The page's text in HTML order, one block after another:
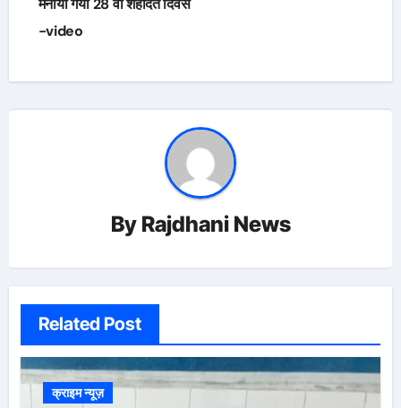
मनाया गया 28 वां शहादत दिवस
-video
By Rajdhani News
Related Post
क्राइम न्यूज़